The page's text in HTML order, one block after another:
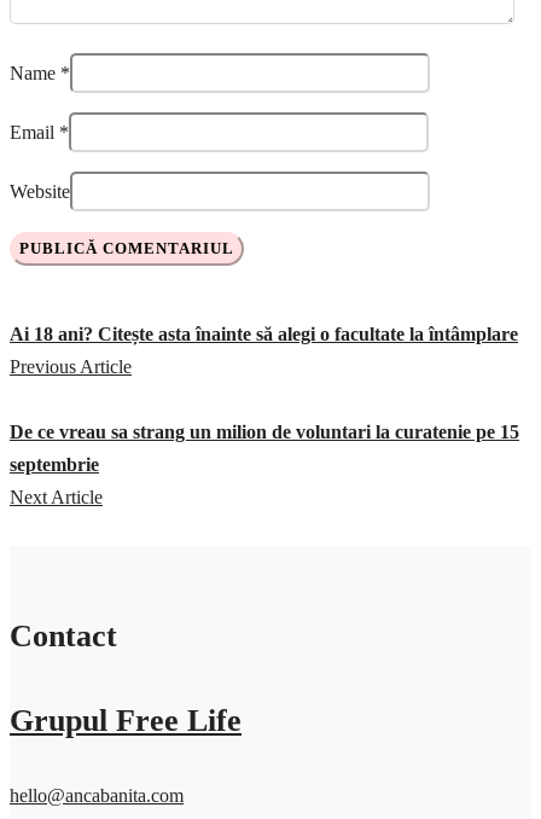
Name *
Email *
Website
Ai 18 ani? Citește asta înainte să alegi o facultate la întâmplare
Previous Article
De ce vreau sa strang un milion de voluntari la curatenie pe 15
septembrie
Next Article
Contact
Grupul Free Life
hello@ancabanita.com